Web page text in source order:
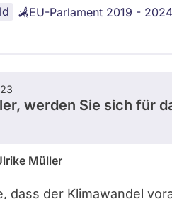
EU-Parlament 2019 - 2024
werden Sie sich für
Müller
dass der Klimawandel